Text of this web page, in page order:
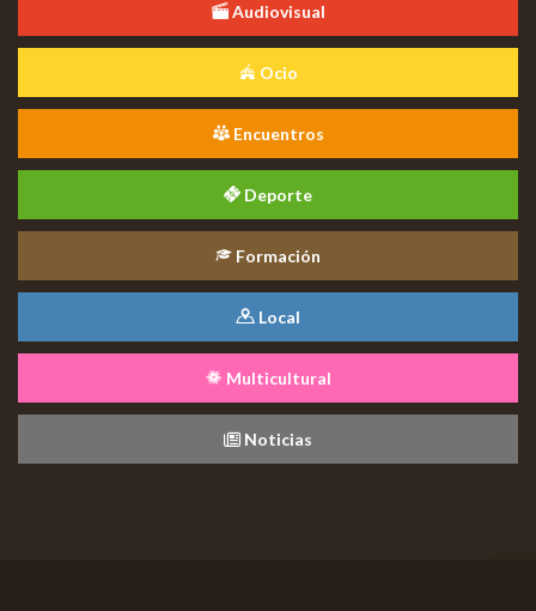
Audiovisual
Ocio
Encuentros
Deporte
Formación
Local
Multicultural
Noticias